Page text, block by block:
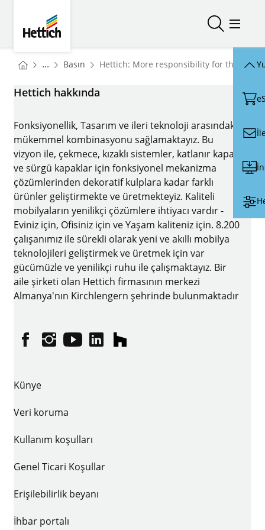
Aramayı
You are here:
Homepage
... Basın Homepage
Hettich: More responsibility for the team
Hettich hakkında
Fonksiyonellik, Tasarım ve ileri teknoloji arasındaki
mükemmel kombinasyonu sağlamaktayız. Bu
vizyon ile, çekmece, kızaklı sistemler, katlanır kapak
ve sürgü kapaklar için fonksiyonel mekanizma
çözümlerinden dekoratif kulplara kadar farklı
ürünler geliştirmekte ve üretmekteyiz. Kaliteli
mobilyaların yenilikçi çözümlere ihtiyacı vardır -
Eviniz için, Ofisiniz için ve Yaşam kaliteniz için. 8.200
çalışanımız ile sürekli olarak yeni ve akıllı mobilya
teknolojileri geliştirmek ve üretmek için var
gücümüzle ve yenilikçi ruhu ile çalışmaktayız. Bir
aile şirketi olan Hettich firmasının merkezi
Almanya'nın Kirchlengern şehrinde bulunmaktadır
FacebookInstagram
YouTubelinkedinhouzz
Künye
Veri koruma
Kullanım koşulları
Genel Ticari Koşullar
Erişilebilirlik beyanı
İhbar portalı